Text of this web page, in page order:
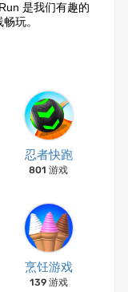
是我们有趣的
玩。
忍者快跑
801 游戏
烹饪游戏
139 游戏